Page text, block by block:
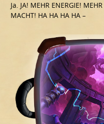
Ja. JA! MEHR ENERGIE!
MACHT! HA HA HA HA –